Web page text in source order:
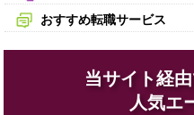
おすすめ転職サービス
当サイト経
人気エ